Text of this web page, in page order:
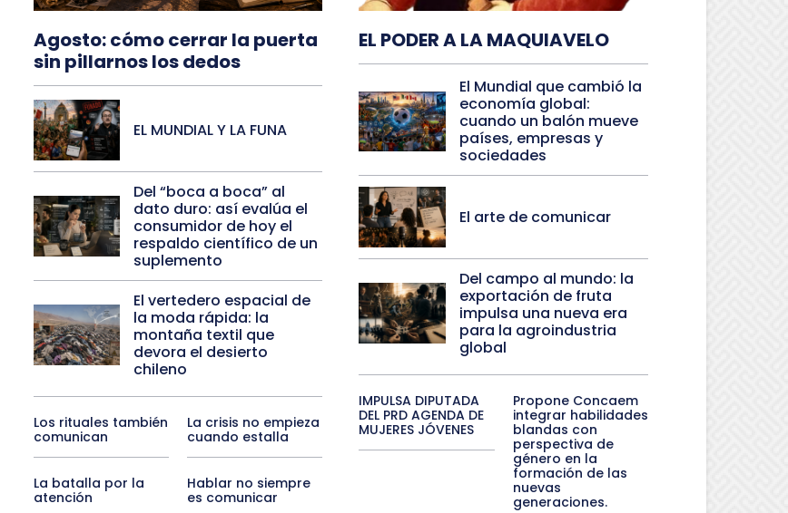
Agosto: cómo cerrar la puerta
sin pillarnos los dedos
EL MUNDIAL Y LA FUNA
Del “boca a boca” al
dato duro: así evalúa el
consumidor de hoy el
respaldo científico de un
suplemento
El vertedero espacial de
la moda rápida: la
montaña textil que
devora el desierto
chileno
Los rituales también
comunican
La crisis no empieza
cuando estalla
La batalla por la
atención
Hablar no siempre
es comunicar
EL PODER A LA MAQUIAVELO
El Mundial que cambió la
economía global:
cuando un balón mueve
países, empresas y
sociedades
El arte de comunicar
Del campo al mundo: la
exportación de fruta
impulsa una nueva era
para la agroindustria
global
IMPULSA DIPUTADA
DEL PRD AGENDA DE
MUJERES JÓVENES
Propone Concaem
integrar habilidades
blandas con
perspectiva de
género en la
formación de las
nuevas
generaciones.